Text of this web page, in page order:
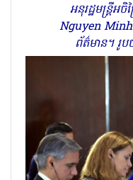
អនុរដ្ឋមន្ត្រីអ
Nguyen
ព័ត៌មាន។ រូ